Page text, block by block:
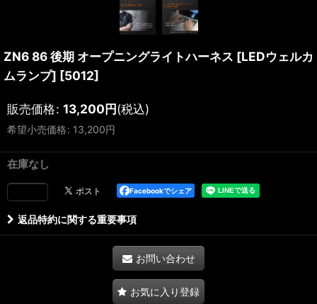
ZN6 86 後期 オープニングライトハーネス [LEDウェルカ
ムランプ] [5012]
販売価格: 13,200円(税込)
希望小売価格: 13,200円
在庫なし
Facebookでシェア
返品特約に関する重要事項
お問い合わせ
お気に入り登録